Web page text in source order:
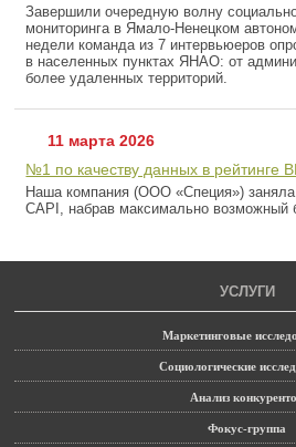
Завершили очередную волну
мониторинга в Ямало-Ненецком
недели команда из 7 интервьюеров
в населенных пунктах ЯНАО: от
более удаленных территорий.
11 марта 2026
№1 по качеству данных в рейтинге
Наша компания (ООО «Специя») заняла
CAPI, набрав максимально
УСЛУГИ
Маркетинговые
Социологические
Анализ
Фокус-группа